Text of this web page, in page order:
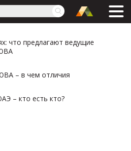
что предлагают ведущие
– в чем отличия
– кто есть кто?